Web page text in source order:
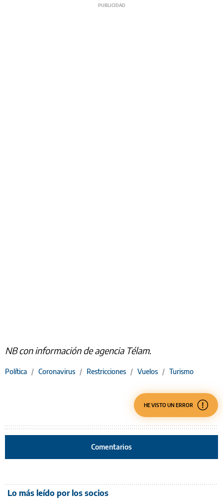
NB con información de agencia Télam.
Política / Coronavirus / Restricciones / Vuelos / Turismo
HE VISTO UN ERROR
Comentarios
Lo más leído por los socios